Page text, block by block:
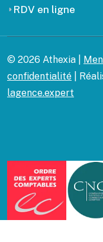
RDV en ligne
© 2026 Athexia |
confidentialité |
lagence.expert